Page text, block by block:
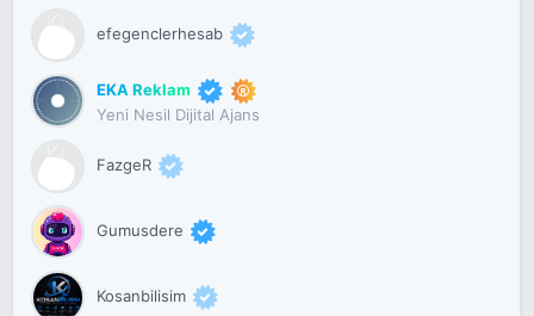
efegenclerhesab
EKA Reklam
Yeni Nesil Dijital Ajans
FazgeR
Gumusdere
Kosanbilisim